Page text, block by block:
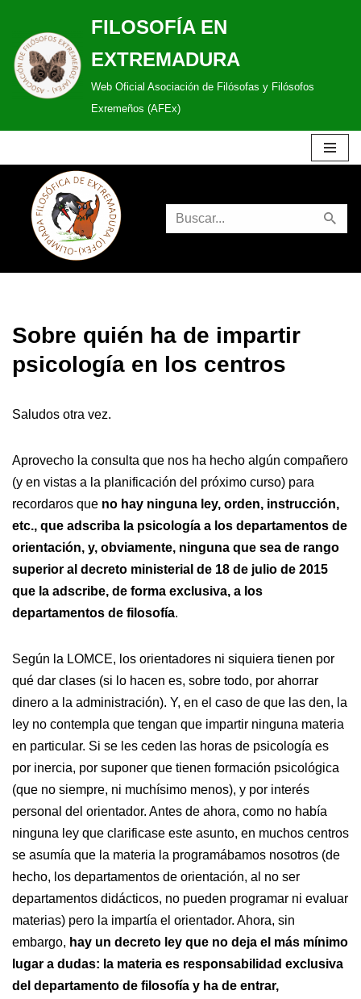
Saltar
al
contenido
FILOSOFÍA EN
EXTREMADURA
Web Oficial Asociación de Filósofas y Filósofos
Exremeños (AFEx)
Sobre quién ha de impartir
psicología en los centros
Saludos otra vez.
Aprovecho la consulta que nos ha hecho algún compañero
(y en vistas a la planificación del próximo curso) para
recordaros que no hay ninguna ley, orden, instrucción,
etc., que adscriba la psicología a los departamentos de
orientación, y, obviamente, ninguna que sea de rango
superior al decreto ministerial de 18 de julio de 2015
que la adscribe, de forma exclusiva, a los
departamentos de filosofía.
Según la LOMCE, los orientadores ni siquiera tienen por
qué dar clases (si lo hacen es, sobre todo, por ahorrar
dinero a la administración). Y, en el caso de que las den, la
ley no contempla que tengan que impartir ninguna materia
en particular. Si se les ceden las horas de psicología es
por inercia, por suponer que tienen formación psicológica
(que no siempre, ni muchísimo menos), y por interés
personal del orientador. Antes de ahora, como no había
ninguna ley que clarificase este asunto, en muchos centros
se asumía que la materia la programábamos nosotros (de
hecho, los departamentos de orientación, al no ser
departamentos didácticos, no pueden programar ni evaluar
materias) pero la impartía el orientador. Ahora, sin
embargo, hay un decreto ley que no deja el más mínimo
lugar a dudas: la materia es responsabilidad exclusiva
del departamento de filosofía y ha de entrar,